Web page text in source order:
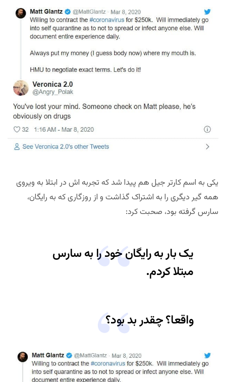
یکی به اسم کارتر جیل هم پیدا شد که تجربه اش در ابتلا به ویروی
همه گیر دیگری را به اشتراک گذاشت و از روزگاری که به رایگان،
سارس گرفته بود، صحبت کرد:
یک بار به رایگان خود را به سارس
مبتلا کردم.
واقعا؟ چقدر بد بود؟